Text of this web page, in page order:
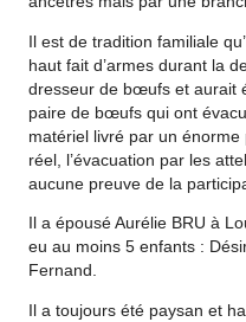
Il est de tradition familiale
haut fait d’armes durant la
dresseur de bœufs et aurait
paire de bœufs qui ont
matériel livré par un
réel, l’évacuation par les
aucune preuve de la
Il a épousé Aurélie BRU à
eu au moins 5 enfants :
Fernand.
Il a toujours été paysan et